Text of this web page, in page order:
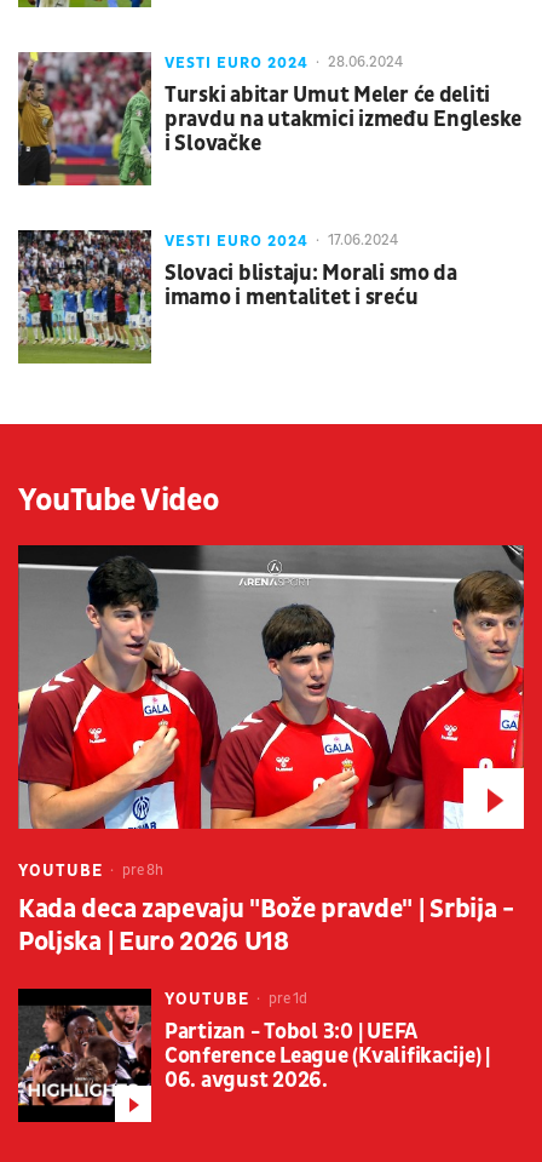
VESTI EURO 2024 28.06.2024
Turski abitar Umut Meler će deliti
pravdu na utakmici između Engleske
i Slovačke
VESTI EURO 2024 17.06.2024
Slovaci blistaju: Morali smo da
imamo i mentalitet i sreću
YouTube Video
YOUTUBE pre 8h
Kada deca zapevaju "Bože pravde" | Srbija -
Poljska | Euro 2026 U18
YOUTUBE pre 1d
Partizan - Tobol 3:0 | UEFA
Conference League (Kvalifikacije) |
06. avgust 2026.